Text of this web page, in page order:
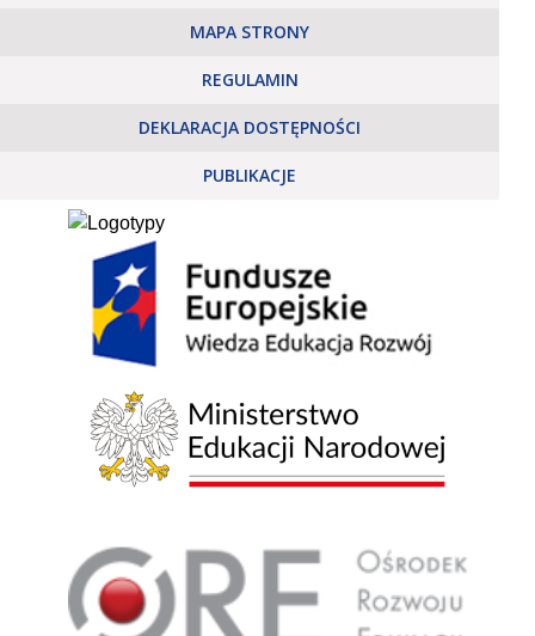
MAPA STRONY
REGULAMIN
DEKLARACJA DOSTĘPNOŚCI
PUBLIKACJE